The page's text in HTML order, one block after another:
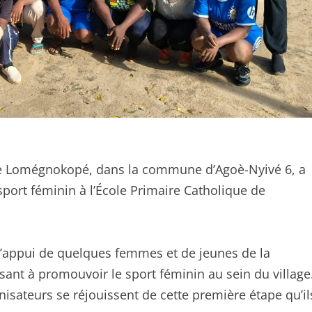
dans la commune d’Agoè-Nyivé 6, a
féminin à l’École Primaire Catholique de
de quelques femmes et de jeunes de la
à promouvoir le sport féminin au sein du
se réjouissent de cette première étape